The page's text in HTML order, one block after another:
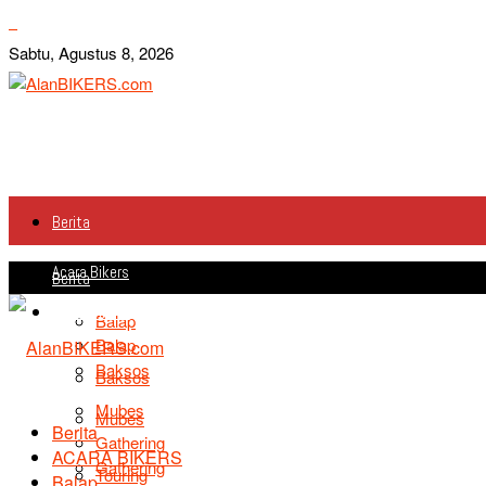
Sabtu, Agustus 8, 2026
Berita
Acara Bikers
Balap
Baksos
Mubes
Gathering
Berita
Acara Bikers
Balap
Baksos
Mubes
Gathering
Touring
Berita
ACARA BIKERS